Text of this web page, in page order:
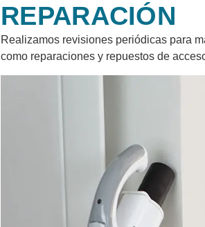
REPARACIÓN
Realizamos revisiones periódicas para
como reparaciones y repuestos de